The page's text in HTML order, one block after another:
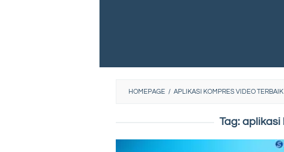
HOMEPAGE / APLIKASI KOMPRES VIDEO TERBAIK
Tag: aplikasi